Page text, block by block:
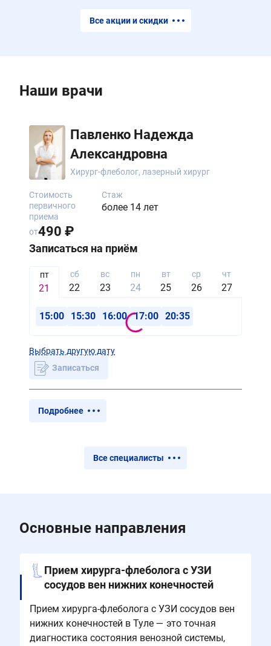
Все акции и скидки
Наши врачи
Павленко Надежда
Александровна
Хирург-флеболог, лазерный хирург
Стаж
более 14 лет
Стоимость
первичного
приема
от490 ₽
Записаться на приём
пт
21
сб
22
вс
23
пн
24
вт
25
ср
26
чт
27
15:00 15:30 16:00 17:00 20:35
Выбрать другую дату
Записаться
Подробнее
Все специалисты
Основные направления
Прием хирурга-флеболога с УЗИ
сосудов вен нижних конечностей
Прием хирурга-флеболога с УЗИ сосудов вен
нижних конечностей в Туле — это точная
диагностика состояния венозной системы,